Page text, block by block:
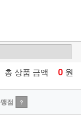
총 상품 금액 0 원
점 ?